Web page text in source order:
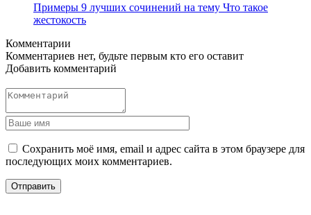
Примеры 9 лучших сочинений на тему Что такое
жестокость
Комментарии
Комментариев нет, будьте первым кто его оставит
Добавить комментарий
Сохранить моё имя, email и адрес сайта в этом браузере для
последующих моих комментариев.